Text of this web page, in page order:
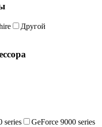
Другой
series
GeForce 9000 series